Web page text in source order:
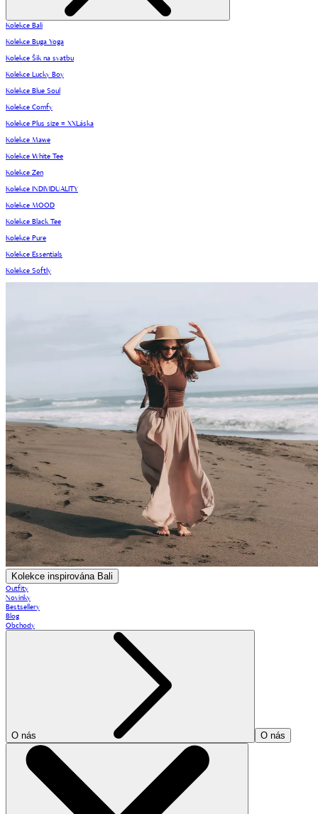
Kolekce Bali
Kolekce Buga Yoga
Kolekce Šik na svatbu
Kolekce Lucky Boy
Kolekce Blue Soul
Kolekce Comfy
Kolekce Plus size = XXLáska
Kolekce Mawe
Kolekce White Tee
Kolekce Zen
Kolekce INDIVIDUALITY
Kolekce MOOD
Kolekce Black Tee
Kolekce Pure
Kolekce Essentials
Kolekce Softly
Kolekce inspirována Bali
Outfity
Novinky
Bestsellery
Blog
Obchody
O nás O nás